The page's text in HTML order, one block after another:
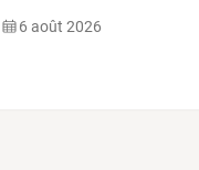
6 août 2026